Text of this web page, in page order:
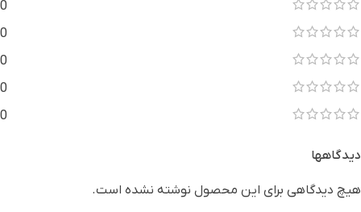
0
0
0
0
0
دیدگاهها
هیچ دیدگاهی برای این محصول نوشته نشده است.